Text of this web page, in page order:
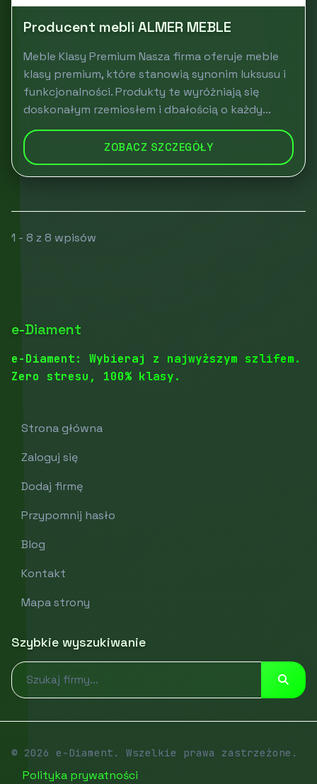
Producent mebli ALMER MEBLE
Meble Klasy Premium Nasza firma oferuje meble
klasy premium, które stanowią synonim luksusu i
funkcjonalności. Produkty te wyróżniają się
doskonałym rzemiosłem i dbałością o każdy...
ZOBACZ SZCZEGÓŁY
1 - 8 z 8 wpisów
e-Diament
e-Diament: Wybieraj z najwyższym szlifem.
Zero stresu, 100% klasy.
Strona główna
Zaloguj się
Dodaj firmę
Przypomnij hasło
Blog
Kontakt
Mapa strony
Szybkie wyszukiwanie
© 2026 e-Diament. Wszelkie prawa zastrzeżone.
Polityka prywatności